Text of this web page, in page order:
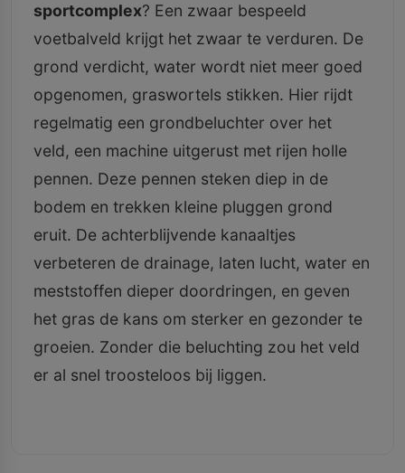
sportcomplex? Een zwaar bespeeld
voetbalveld krijgt het zwaar te verduren. De
grond verdicht, water wordt niet meer goed
opgenomen, graswortels stikken. Hier rijdt
regelmatig een grondbeluchter over het
veld, een machine uitgerust met rijen holle
pennen. Deze pennen steken diep in de
bodem en trekken kleine pluggen grond
eruit. De achterblijvende kanaaltjes
verbeteren de drainage, laten lucht, water en
meststoffen dieper doordringen, en geven
het gras de kans om sterker en gezonder te
groeien. Zonder die beluchting zou het veld
er al snel troosteloos bij liggen.